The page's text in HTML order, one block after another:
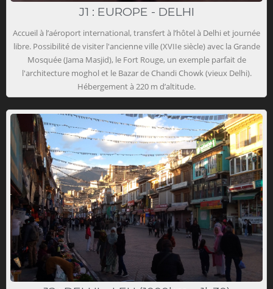
J1 : EUROPE - DELHI
Accueil à l’aéroport international, transfert à l’hôtel à Delhi et journée
libre. Possibilité de visiter l'ancienne ville (XVIIe siècle) avec la Grande
Mosquée (Jama Masjid), le Fort Rouge, un exemple parfait de
l'architecture moghol et le Bazar de Chandi Chowk (vieux Delhi).
Hébergement à 220 m d’altitude.